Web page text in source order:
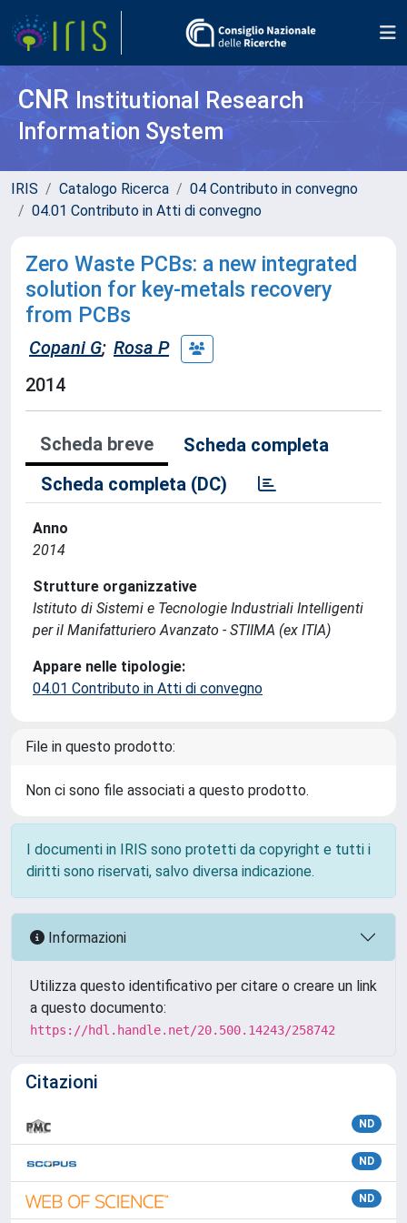
CNR Institutional Research
Information System
IRIS Catalogo Ricerca
04 Contributo in convegno
04.01 Contributo in Atti di convegno
Zero Waste PCBs: a new integrated
solution for key-metals recovery
from PCBs
Copani G; Rosa P
2014
Scheda breve
Scheda completa
Scheda completa (DC)
Anno
2014
Strutture organizzative
Istituto di Sistemi e Tecnologie Industriali Intelligenti
per il Manifatturiero Avanzato - STIIMA (ex ITIA)
Appare nelle tipologie:
04.01 Contributo in Atti di convegno
File in questo prodotto:
Non ci sono file associati a questo prodotto.
I documenti in IRIS sono protetti da copyright e tutti i
diritti sono riservati, salvo diversa indicazione.
Informazioni
Utilizza questo identificativo per citare o creare un link
a questo documento:
https://hdl.handle.net/20.500.14243/258742
Citazioni
ND
ND
ND